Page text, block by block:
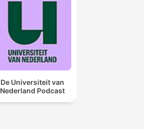
De Universiteit van
Nederland Podcast